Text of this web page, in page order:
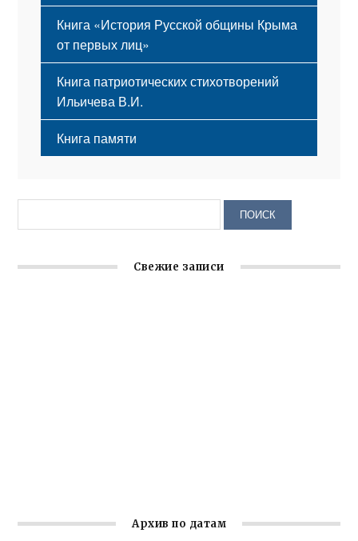
Книга «История Русской общины Крыма
от первых лиц»
Книга патриотических стихотворений
Ильичева В.И.
Книга памяти
Свежие записи
Архив по датам